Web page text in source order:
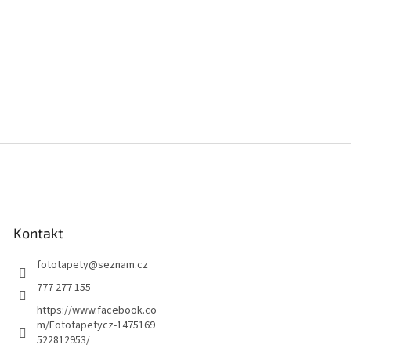
Kontakt
fototapety@seznam.cz
777 277 155
https://www.facebook.co
m/Fototapetycz-1475169
522812953/